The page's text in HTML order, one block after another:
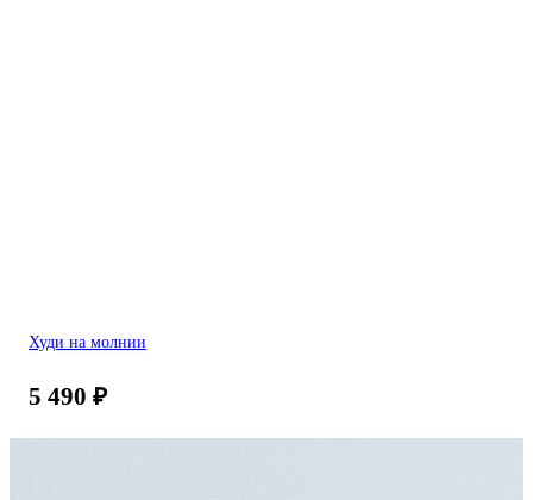
Худи на молнии
5 490 ₽